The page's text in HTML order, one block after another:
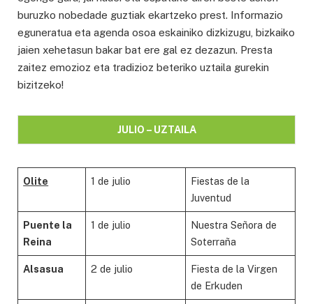
buruzko nobedade guztiak ekartzeko prest. Informazio
eguneratua eta agenda osoa eskainiko dizkizugu, bizkaiko
jaien xehetasun bakar bat ere gal ez dezazun. Presta
zaitez emozioz eta tradizioz beteriko uztaila gurekin
bizitzeko!
JULIO – UZTAILA
Olite 1 de julio
Fiestas de la
Juventud
Puente la
Reina
1 de julio
Nuestra Señora de
Soterraña
Alsasua 2 de julio
Fiesta de la Virgen
de Erkuden